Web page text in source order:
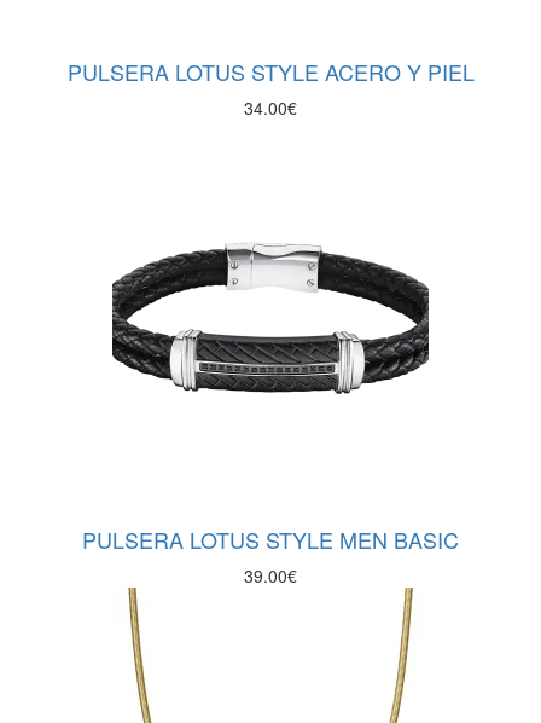
PULSERA LOTUS STYLE ACERO Y PIEL
34.00€
PULSERA LOTUS STYLE MEN BASIC
39.00€